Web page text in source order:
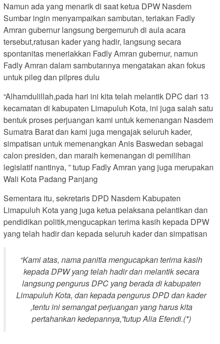
Namun ada yang menarik di saat ketua DPW Nasdem
Sumbar ingin menyampaikan sambutan, teriakan Fadly
Amran gubernur langsung bergemuruh di aula acara
tersebut,ratusan kader yang hadir, langsung secara
spontanitas meneriakkan Fadly Amran gubernur, namun
Fadly Amran dalam sambutannya mengatakan akan fokus
untuk pileg dan pilpres dulu
“Alhamdulillah,pada hari ini kita telah melantik DPC dari 13
kecamatan di kabupaten Limapuluh Kota, ini juga salah satu
bentuk proses perjuangan kami untuk kemenangan Nasdem
Sumatra Barat dan kami juga mengajak seluruh kader,
simpatisan untuk memenangkan Anis Baswedan sebagai
calon presiden, dan maraih kemenangan di pemilihan
legislatif nantinya, ” tutup Fadly Amran yang juga merupakan
Wali Kota Padang Panjang
Sementara itu, sekretaris DPD Nasdem Kabupaten
Limapuluh Kota yang juga ketua pelaksana pelantikan dan
pendidikan politik,mengucapkan terima kasih kepada DPW
yang telah hadir dan kepada seluruh kader dan simpatisan
“Kami atas, nama panitia mengucapkan terima kasih
kepada DPW yang telah hadir dan melantik secara
langsung pengurus DPC yang berada di kabupaten
Limapuluh Kota, dan kepada pengurus DPD dan kader
,tentu ini semangat perjuangan yang harus kita
pertahankan kedepannya,”tutup Alia Efendi.(*)